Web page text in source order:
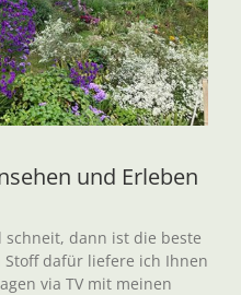
und Erleben
dann ist die beste
dafür liefere ich Ihnen
via TV mit meinen